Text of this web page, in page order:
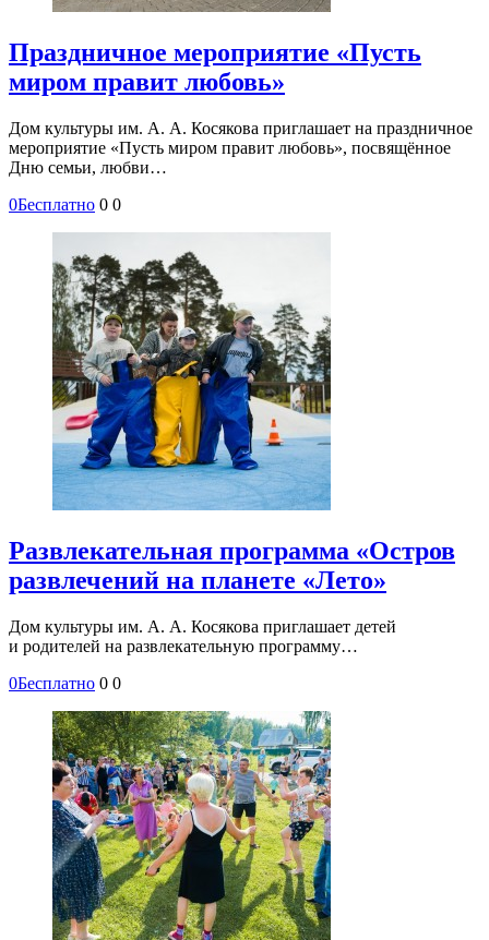
Праздничное мероприятие «Пусть
миром правит любовь»
Дом культуры им. А. А. Косякова приглашает на праздничное
мероприятие «Пусть миром правит любовь», посвящённое
Дню семьи, любви…
0Бесплатно 0 0
Развлекательная программа «Остров
развлечений на планете «Лето»
Дом культуры им. А. А. Косякова приглашает детей
и родителей на развлекательную программу…
0Бесплатно 0 0